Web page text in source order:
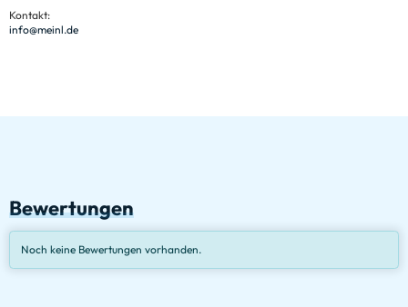
Kontakt:
info@meinl.de
Bewertungen
Noch keine Bewertungen vorhanden.